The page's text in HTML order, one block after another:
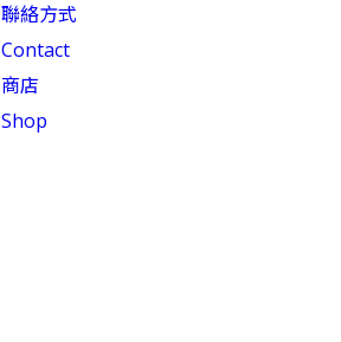
聯絡方式
Contact
商店
Shop